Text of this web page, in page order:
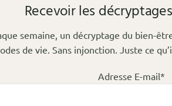
Recevoir les
semaine, un décryptage du bien-
de vie. Sans injonction. Juste ce
Adresse E-mail*